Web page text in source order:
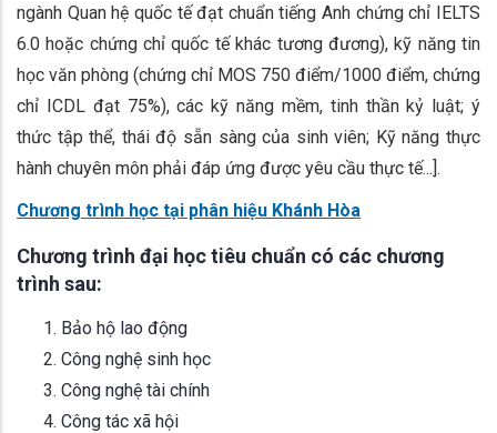
ngành Quan hệ quốc tế đạt chuẩn tiếng Anh chứng chỉ IELTS
6.0 hoặc chứng chỉ quốc tế khác tương đương), kỹ năng tin
học văn phòng (chứng chỉ MOS 750 điểm/1000 điểm, chứng
chỉ ICDL đạt 75%), các kỹ năng mềm, tinh thần kỷ luật; ý
thức tập thể, thái độ sẵn sàng của sinh viên; Kỹ năng thực
hành chuyên môn phải đáp ứng được yêu cầu thực tế...].
Chương trình học tại phân hiệu Khánh Hòa
Chương trình đại học tiêu chuẩn có các chương
trình sau:
Bảo hộ lao động
Công nghệ sinh học
Công nghệ tài chính
Công tác xã hội